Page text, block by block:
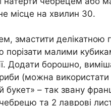
місце на хвилин 30.
змастити делікатною
малими
Додати борошно,
(можна
букет» – так звану
та 2 лаврові